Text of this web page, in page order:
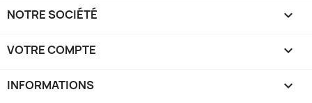
NOTRE SOCIÉTÉ 
VOTRE COMPTE 
INFORMATIONS keyboard_arrow_down